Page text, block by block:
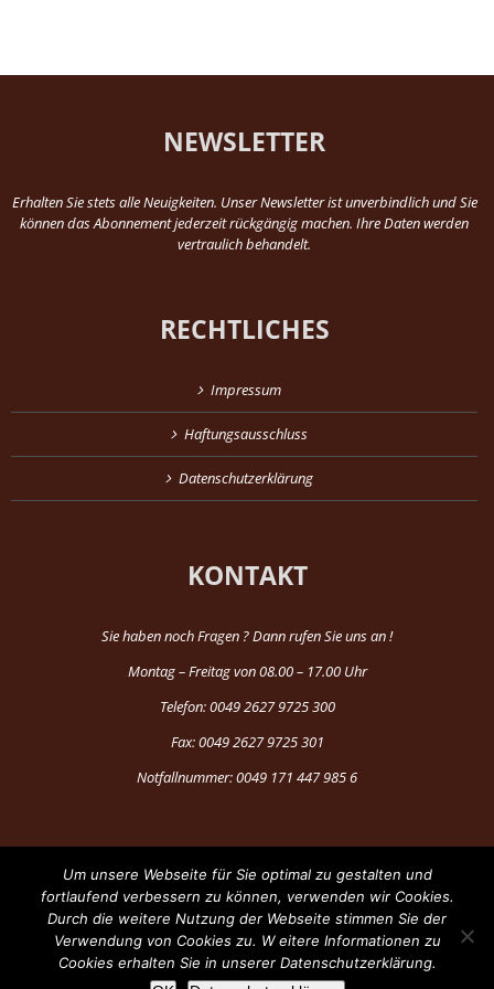
NEWSLETTER
Erhalten Sie stets alle Neuigkeiten. Unser Newsletter ist unverbindlich und Sie
können das Abonnement jederzeit rückgängig machen. Ihre Daten werden
vertraulich behandelt.
RECHTLICHES
Impressum
Haftungsausschluss
Datenschutzerklärung
KONTAKT
Sie haben noch Fragen ? Dann rufen Sie uns an !
Montag – Freitag von 08.00 – 17.00 Uhr
Telefon: 0049 2627 9725 300
Fax: 0049 2627 9725 301
Notfallnummer: 0049 171 447 985 6
®Copyright 1997-2024 by Fun Production
FacebookYouTube
Um unsere Webseite für Sie optimal zu gestalten und
fortlaufend verbessern zu können, verwenden wir Cookies.
Durch die weitere Nutzung der Webseite stimmen Sie der
Verwendung von Cookies zu. W eitere Informationen zu
Cookies erhalten Sie in unserer Datenschutzerklärung.